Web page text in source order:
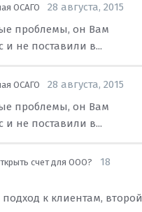
ОСАГО
28 августа, 2015
проблемы, он Вам
не поставили в...
ОСАГО
28 августа, 2015
проблемы, он Вам
не поставили в...
счет для ООО?
18
к клиентам, второй